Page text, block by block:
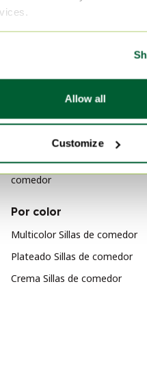
Allow all
Customize
Por material
Hierro Sillas de comedor
Cuero Sillas de comedor
Fibra de vidrio Sillas de
comedor
Por color
Multicolor Sillas de comedor
Plateado Sillas de comedor
Crema Sillas de comedor